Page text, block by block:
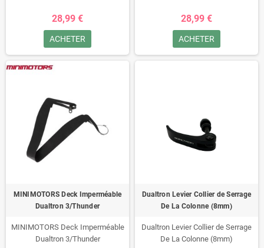
28,99 €
ACHETER
28,99 €
ACHETER
MINIMOTORS Deck Imperméable
Dualtron 3/Thunder
MINIMOTORS Deck Imperméable
Dualtron 3/Thunder
Dualtron Levier Collier de Serrage
De La Colonne (8mm)
Dualtron Levier Collier de Serrage
De La Colonne (8mm)